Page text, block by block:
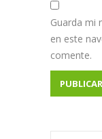
Guarda mi
en este
comente.